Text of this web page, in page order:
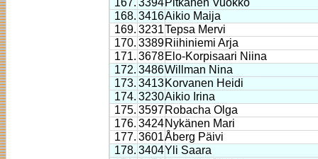
167. 3394Pitkänen Vuokko
168. 3416Aikio Maija
169. 3231Tepsa Mervi
170. 3389Riihiniemi Arja
171. 3678Elo-Korpisaari Niina
172. 3486Willman Nina
173. 3413Korvanen Heidi
174. 3230Aikio Irina
175. 3597Robacha Olga
176. 3424Nykänen Mari
177. 3601Åberg Päivi
178. 3404Yli Saara